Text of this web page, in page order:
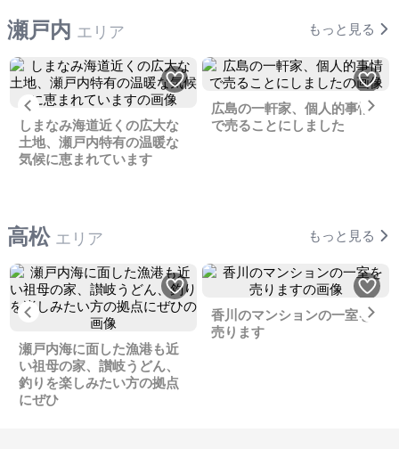
瀬戸内 エリア もっと見る
Previous
しまなみ海道近くの広大な
土地、瀬戸内特有の温暖な
気候に恵まれています
広島の一軒家、個人的事情
で売ることにしました
高松 エリア もっと見る
Previous
瀬戸内海に面した漁港も近
い祖母の家、讃岐うどん、
釣りを楽しみたい方の拠点
にぜひ
香川のマンションの一室を
売ります